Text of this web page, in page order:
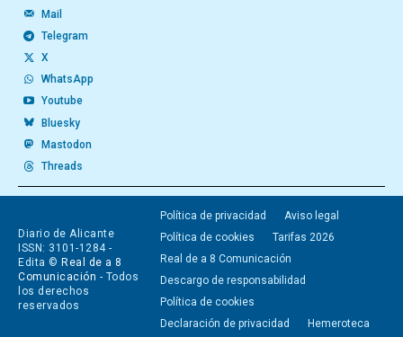
Mail
Telegram
X
WhatsApp
Youtube
Bluesky
Mastodon
Threads
Diario de Alicante
ISSN: 3101-1284 -
Edita © Real de a 8
Comunicación - Todos
los derechos
reservados
Política de privacidad
Aviso legal
Política de cookies
Tarifas 2026
Real de a 8 Comunicación
Descargo de responsabilidad
Política de cookies
Declaración de privacidad
Hemeroteca